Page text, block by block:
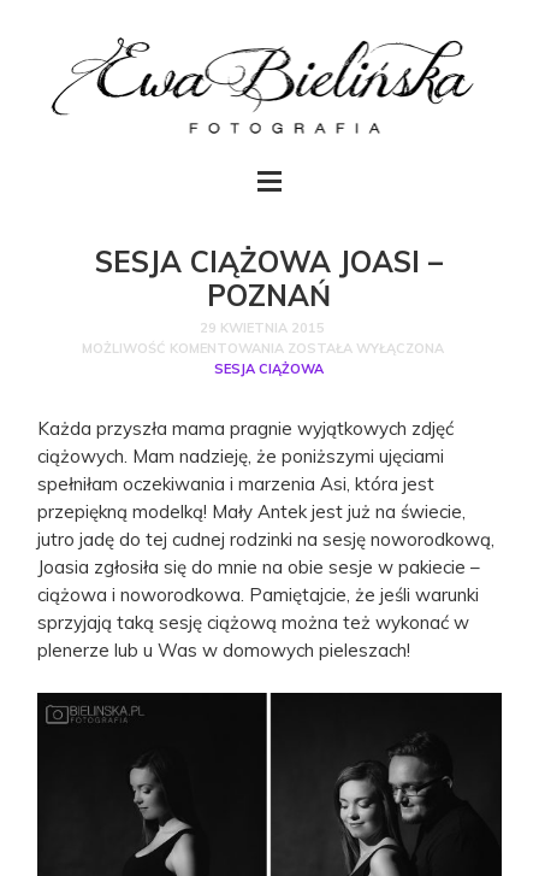
SESJA CIĄŻOWA JOASI –
POZNAŃ
29 KWIETNIA 2015
MOŻLIWOŚĆ KOMENTOWANIA ZOSTAŁA WYŁĄCZONA
SESJA CIĄŻOWA
Każda przyszła mama pragnie wyjątkowych zdjęć
ciążowych. Mam nadzieję, że poniższymi ujęciami
spełniłam oczekiwania i marzenia Asi, która jest
przepiękną modelką! Mały Antek jest już na świecie,
jutro jadę do tej cudnej rodzinki na sesję noworodkową,
Joasia zgłosiła się do mnie na obie sesje w pakiecie –
ciążowa i noworodkowa. Pamiętajcie, że jeśli warunki
sprzyjają taką sesję ciążową można też wykonać w
plenerze lub u Was w domowych pieleszach!